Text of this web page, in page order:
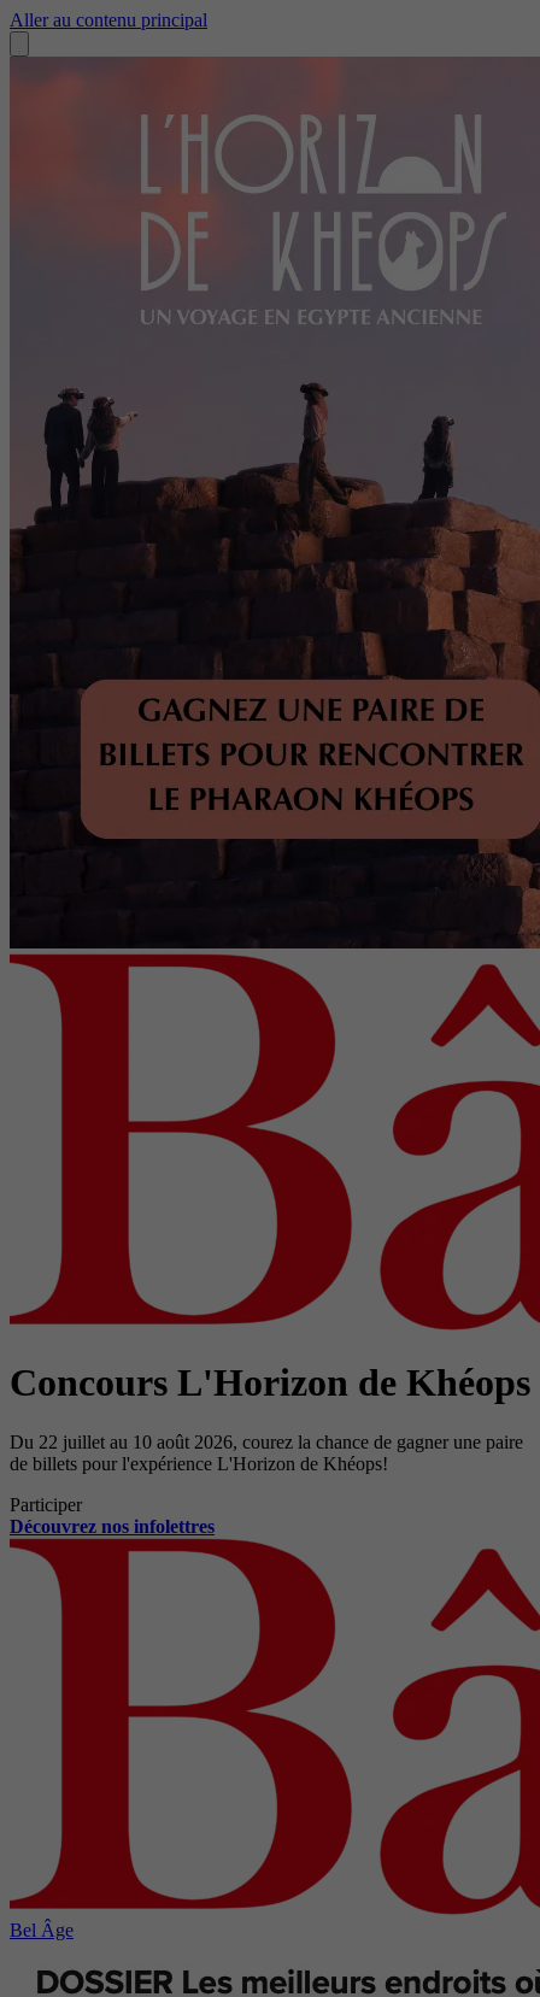
Aller au contenu principal
Concours L'Horizon de Khéops
Du 22 juillet au 10 août 2026, courez la chance de gagner une paire
de billets pour l'expérience L'Horizon de Khéops!
Participer
Découvrez nos infolettres
Bel Âge